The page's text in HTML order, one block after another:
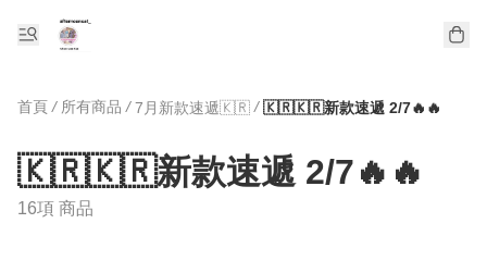
首頁 / 所有商品 / 7月新款速遞🇰🇷 / 🇰🇷🇰🇷新款速遞 2/7🔥🔥
🇰🇷🇰🇷新款速遞 2/7🔥🔥
16項 商品